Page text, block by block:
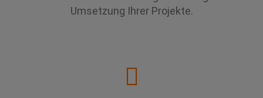
Umsetzung Ihrer Projekte.